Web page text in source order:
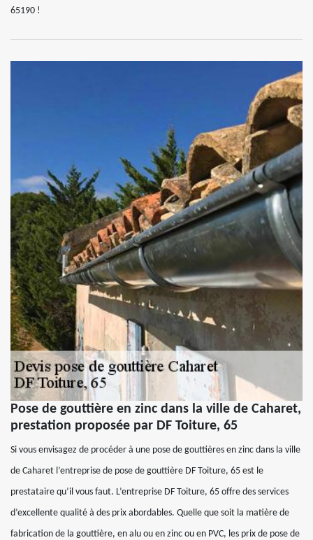
65190 !
Pose de gouttière en zinc dans la ville de Caharet,
prestation proposée par DF Toiture, 65
Si vous envisagez de procéder à une pose de gouttières en zinc dans la ville
de Caharet l’entreprise de pose de gouttière DF Toiture, 65 est le
prestataire qu’il vous faut. L’entreprise DF Toiture, 65 offre des services
d’excellente qualité à des prix abordables. Quelle que soit la matière de
fabrication de la gouttière, en alu ou en zinc ou en PVC, les prix de pose de